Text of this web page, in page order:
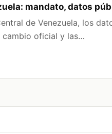
mandato, datos
de Venezuela, los
cambio oficial y las…